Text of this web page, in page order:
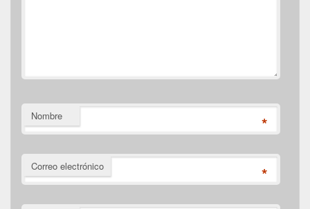
Nombre *
Correo electrónico *